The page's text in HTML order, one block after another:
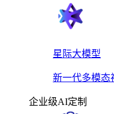
星际大模型
新一代多模态
企业级AI定制